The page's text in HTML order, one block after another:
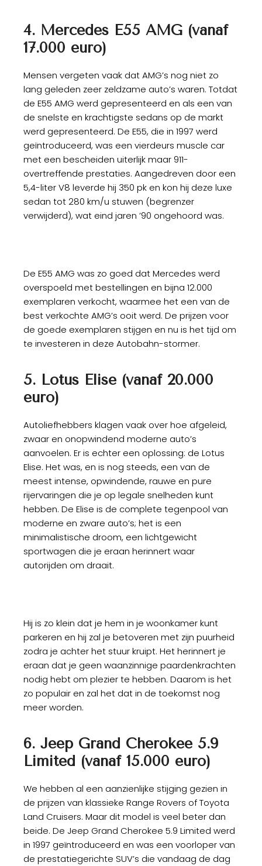
4. Mercedes E55 AMG (vanaf
17.000 euro)
Mensen vergeten vaak dat AMG’s nog niet zo
lang geleden zeer zeldzame auto’s waren. Totdat
de E55 AMG werd gepresenteerd en als een van
de snelste en krachtigste sedans op de markt
werd gepresenteerd. De E55, die in 1997 werd
geïntroduceerd, was een vierdeurs muscle car
met een bescheiden uiterlijk maar 911-
overtreffende prestaties. Aangedreven door een
5,4-liter V8 leverde hij 350 pk en kon hij deze luxe
sedan tot 280 km/u stuwen (begrenzer
verwijderd), wat eind jaren ’90 ongehoord was.
De E55 AMG was zo goed dat Mercedes werd
overspoeld met bestellingen en bijna 12.000
exemplaren verkocht, waarmee het een van de
best verkochte AMG’s ooit werd. De prijzen voor
de goede exemplaren stijgen en nu is het tijd om
te investeren in deze Autobahn-stormer.
5. Lotus Elise (vanaf 20.000
euro)
Autoliefhebbers klagen vaak over hoe afgeleid,
zwaar en onopwindend moderne auto’s
aanvoelen. Er is echter een oplossing: de Lotus
Elise. Het was, en is nog steeds, een van de
meest intense, opwindende, rauwe en pure
rijervaringen die je op legale snelheden kunt
hebben. De Elise is de complete tegenpool van
moderne en zware auto’s; het is een
minimalistische droom, een lichtgewicht
sportwagen die je eraan herinnert waar
autorijden om draait.
Hij is zo klein dat je hem in je woonkamer kunt
parkeren en hij zal je betoveren met zijn puurheid
zodra je achter het stuur kruipt. Het herinnert je
eraan dat je geen waanzinnige paardenkrachten
nodig hebt om plezier te hebben. Daarom is het
zo populair en zal het dat in de toekomst nog
meer worden.
6. Jeep Grand Cherokee 5.9
Limited (vanaf 15.000 euro)
We hebben al een aanzienlijke stijging gezien in
de prijzen van klassieke Range Rovers of Toyota
Land Cruisers. Maar dit model is veel beter dan
beide. De Jeep Grand Cherokee 5.9 Limited werd
in 1997 geïntroduceerd en was een voorloper van
de prestatiegerichte SUV’s die vandaag de dag